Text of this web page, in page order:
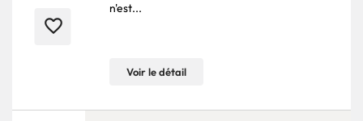
favorite_border
n'est...
Voir le détail